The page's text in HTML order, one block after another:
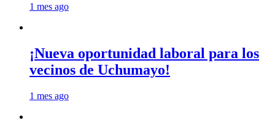
1 mes ago
¡Nueva oportunidad laboral para los
vecinos de Uchumayo!
1 mes ago